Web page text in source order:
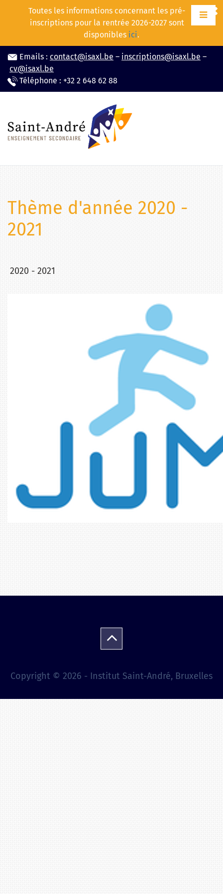
Toutes les informations concernant les pré-
inscriptions pour la rentrée 2026-2027 sont
disponibles ici.
Emails : contact@isaxl.be – inscriptions@isaxl.be –
cv@isaxl.be
Téléphone : +32 2 648 62 88
Thème d'année 2020 -
2021
2020 - 2021
Copyright © 2026 - Institut Saint-André, Bruxelles